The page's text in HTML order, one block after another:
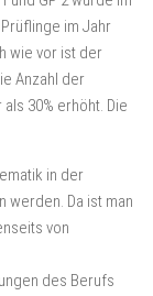
im Jahr
wie vor ist der
Anzahl der
30% erhöht. Die
in der
Da ist man
von
des Berufs